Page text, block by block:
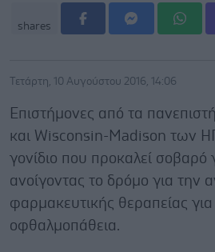
shares
Τετάρτη, 10 Αυγούστου 2016, 14:06
Επιστήμονες από τα
και Wisconsin-Madison των
γονίδιο που προκαλεί
ανοίγοντας το δρόμο για την
φαρμακευτικής θεραπείας
οφθαλμοπάθεια.